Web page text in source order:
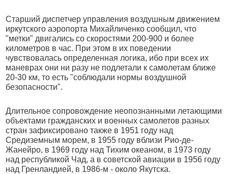
Старший диспетчер управления воздушным движением
иркутского аэропорта Михайличенко сообщил, что
"метки" двигались со скоростями 200-900 и более
километров в час. При этом в их поведении
чувствовалась определенная логика, ибо при всех их
маневрах они ни разу не подлетали к самолетам ближе
20-30 км, то есть "соблюдали нормы воздушной
безопасности".
Длительное сопровождение неопознанными летающими
объектами гражданских и военных самолетов разных
стран зафиксировано также в 1951 году над
Средиземным морем, в 1955 году вблизи Рио-де-
Жанейро, в 1969 году над Тихим океаном, в 1973 году
над республикой Чад, а в советской авиации в 1956 году
над Гренландией, в 1986-м - около Якутска.